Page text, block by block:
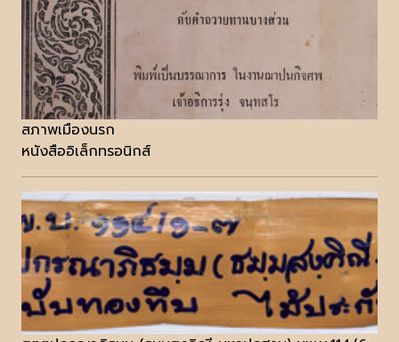
สภาพเมืองนรก
หนังสืออิเล็กทรอนิกส์